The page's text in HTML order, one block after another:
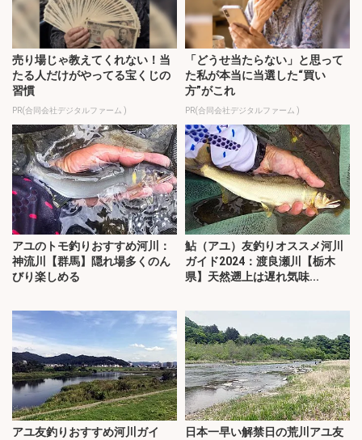
売り場じゃ教えてくれない！当
たる人だけがやってる宝くじの
習慣
PR(合同会社デジタルファーム )
「どうせ当たらない」と思って
た私が本当に当選した“買い
方”がこれ
PR(合同会社デジタルファーム )
アユのトモ釣りおすすめ河川：
神流川【群馬】隠れ場多くのん
びり楽しめる
鮎（アユ）友釣りオススメ河川
ガイド2024：渡良瀬川【栃木
県】天然遡上は遅れ気味...
アユ友釣りおすすめ河川ガイ
日本一早い解禁日の荒川アユ友